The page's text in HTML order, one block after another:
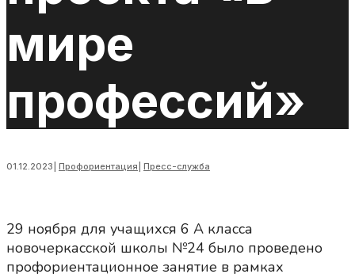
мире
профессий»
01.12.2023 Профориентация Пресс-служба
29 ноября для учащихся 6 А класса
новочеркасской школы №24 было проведено
профориентационное занятие в рамках